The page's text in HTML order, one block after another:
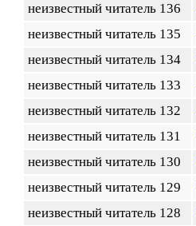
неизвестный читатель 136
неизвестный читатель 135
неизвестный читатель 134
неизвестный читатель 133
неизвестный читатель 132
неизвестный читатель 131
неизвестный читатель 130
неизвестный читатель 129
неизвестный читатель 128